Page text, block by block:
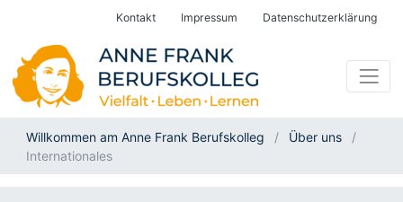
Kontakt Impressum Datenschutzerklärung
Willkommen am Anne Frank Berufskolleg
Über uns
Internationales